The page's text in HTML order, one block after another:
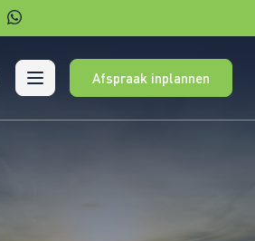
Afspraak inplannen